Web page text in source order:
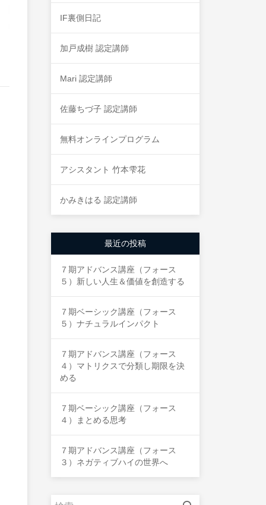
IF裏側日記
加戸成樹 認定講師
Mari 認定講師
佐藤ちづ子 認定講師
無料オンラインプログラム
アシスタント 竹本雫花
かみきはる 認定講師
最近の投稿
７期アドバンス講座（フォース
５）新しい人生＆価値を創造する
７期ベーシック講座（フォース
５）ナチュラルインパクト
７期アドバンス講座（フォース
４）マトリクスで分類し期限を決
める
７期ベーシック講座（フォース
４）まとめる思考
７期アドバンス講座（フォース
３）ネガティブハイの世界へ
検